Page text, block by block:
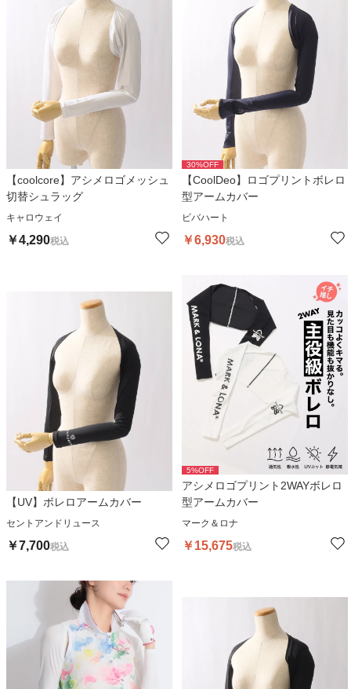
【coolcore】アシメロゴメッシュ
切替シュラッグ
キャロウェイ
￥4,290税込
30%OFF
【CoolDeo】ロゴプリントボレロ
型アームカバー
ビバハート
￥6,930税込
【UV】ボレロアームカバー
セントアンドリュース
￥7,700税込
5%OFF
アシメロゴプリント2WAYボレロ
型アームカバー
マーク＆ロナ
￥15,675税込